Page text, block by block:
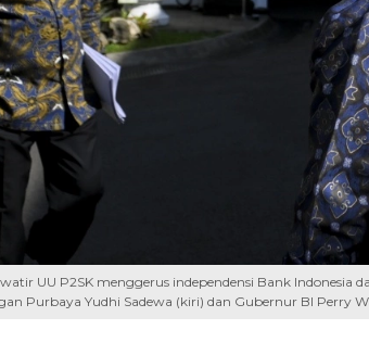
UU P2SK menggerus independensi Bank Indonesia
Purbaya Yudhi Sadewa (kiri) dan Gubernur BI Perry